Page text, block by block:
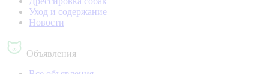
Уход и содержание
Новости
Объявления